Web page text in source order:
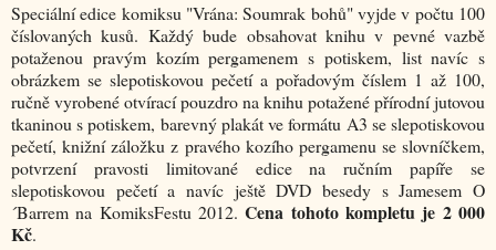
Speciální edice komiksu "Vrána: Soumrak bohů" vyjde v počtu 100
číslovaných kusů. Každý bude obsahovat knihu v pevné vazbě
potaženou pravým kozím pergamenem s potiskem, list navíc s
obrázkem se slepotiskovou pečetí a pořadovým číslem 1 až 100,
ručně vyrobené otvírací pouzdro na knihu potažené přírodní jutovou
tkaninou s potiskem, barevný plakát ve formátu A3 se slepotiskovou
pečetí, knižní záložku z pravého kozího pergamenu se slovníčkem,
potvrzení pravosti limitované edice na ručním papíře se
slepotiskovou pečetí a navíc ještě DVD besedy s Jamesem O
´Barrem na KomiksFestu 2012.Cena tohoto kompletu je 2 000
Kč.